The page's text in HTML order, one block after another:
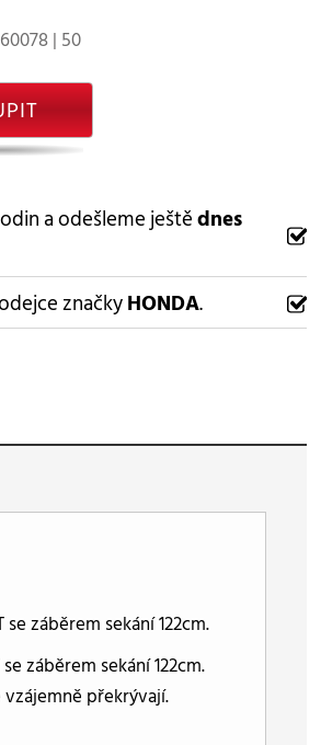
| 50
a odešleme ještědnes
značkyHONDA.
záběrem sekání 122cm.
záběrem sekání 122cm.
překrývají.